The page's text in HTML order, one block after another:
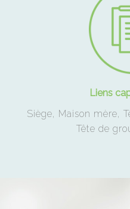
Liens
Siège, Maison mère,
Tête de